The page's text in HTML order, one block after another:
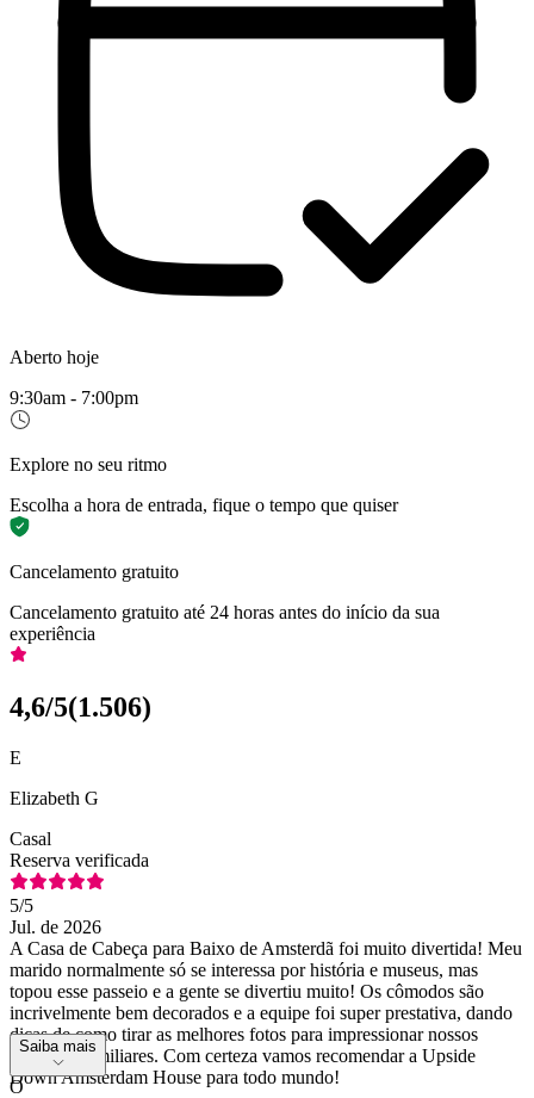
Aberto hoje
9:30am - 7:00pm
Explore no seu ritmo
Escolha a hora de entrada, fique o tempo que quiser
Cancelamento gratuito
Cancelamento gratuito até 24 horas antes do início da sua
experiência
4,6/5(1.506)
E
Elizabeth G
Casal
Reserva verificada
5/5
Jul. de 2026
A Casa de Cabeça para Baixo de Amsterdã foi muito divertida! Meu
marido normalmente só se interessa por história e museus, mas
topou esse passeio e a gente se divertiu muito! Os cômodos são
incrivelmente bem decorados e a equipe foi super prestativa, dando
dicas de como tirar as melhores fotos para impressionar nossos
amigos e familiares. Com certeza vamos recomendar a Upside
Down Amsterdam House para todo mundo!
Saiba mais
O